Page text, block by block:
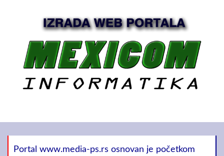
Portal www.media-ps.rs osnovan je početkom